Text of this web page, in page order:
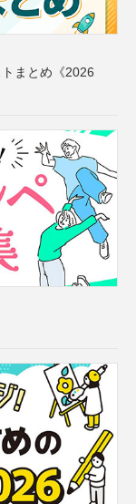
まとめ《2026